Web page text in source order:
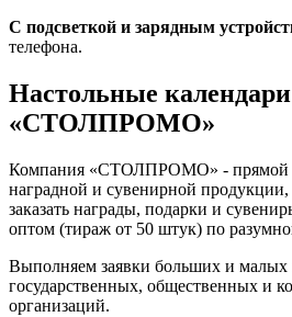
С подсветкой и зарядным
телефона.
Настольные
«СТОЛПРОМО»
Компания «СТОЛПРОМО» - прямой
наградной и сувенирной
заказать награды, подарки и
оптом (тираж от 50 штук) по
Выполняем заявки больших и малых
государственных, общественных и
организаций.